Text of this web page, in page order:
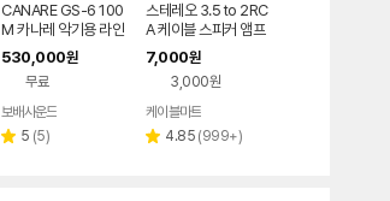
CANARE GS-6 100
M 카나레 악기용 라인
케이블 무산소동
530,000원
무료
보배사운드
별 5 리
(5)
스테레오 3.5 to 2RC
A 케이블 스피커 앰프
오디오선 1.5m AUX
연결 잭 Y젠더
7,000원
3,000원
페이
케이블마트
별 4.85 리
(999+)